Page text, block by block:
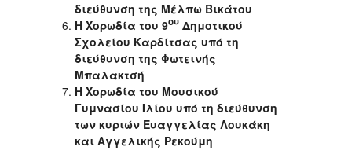
διεύθυνση της Μέλπω Βικάτου
Η Χορωδία του 9ου Δημοτικού
Σχολείου Καρδίτσας υπό τη
διεύθυνση της Φωτεινής
Μπαλακτσή
Η Χορωδία του Μουσικού
Γυμνασίου Ιλίου υπό τη διεύθυνση
των κυριών Ευαγγελίας Λουκάκη
και Αγγελικής Ρεκούμη